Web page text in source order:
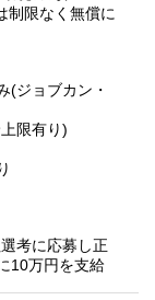
制限なく無償に
(ジョブカン・
限有り)
考に応募し正
10万円を支給